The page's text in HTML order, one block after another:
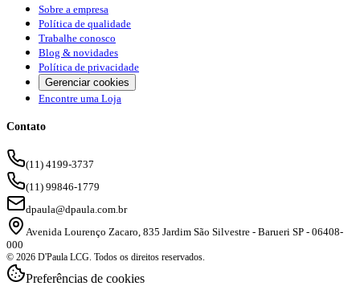
Sobre a empresa
Política de qualidade
Trabalhe conosco
Blog & novidades
Política de privacidade
Gerenciar cookies
Encontre uma Loja
Contato
(11) 4199-3737
(11) 99846-1779
dpaula@dpaula.com.br
Avenida Lourenço Zacaro, 835 Jardim São Silvestre - Barueri SP - 06408-
000
© 2026 D'Paula LCG. Todos os direitos reservados.
Preferências de cookies